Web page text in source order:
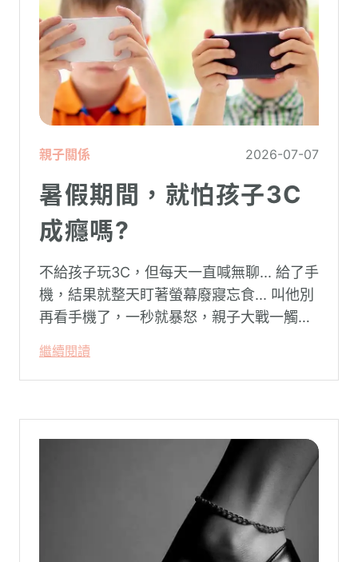
親子關係 2026-07-07
暑假期間，就怕孩子3C
成癮嗎?
不給孩子玩3C，但每天一直喊無聊... 給了手
機，結果就整天盯著螢幕廢寢忘食... 叫他別
再看手機了，一秒就暴怒，親子大戰一觸即
繼續閱讀